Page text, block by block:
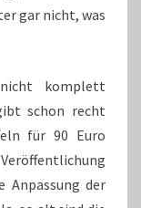
gar nicht, was
komplett
schon recht
für 90 Euro
Anpassung der